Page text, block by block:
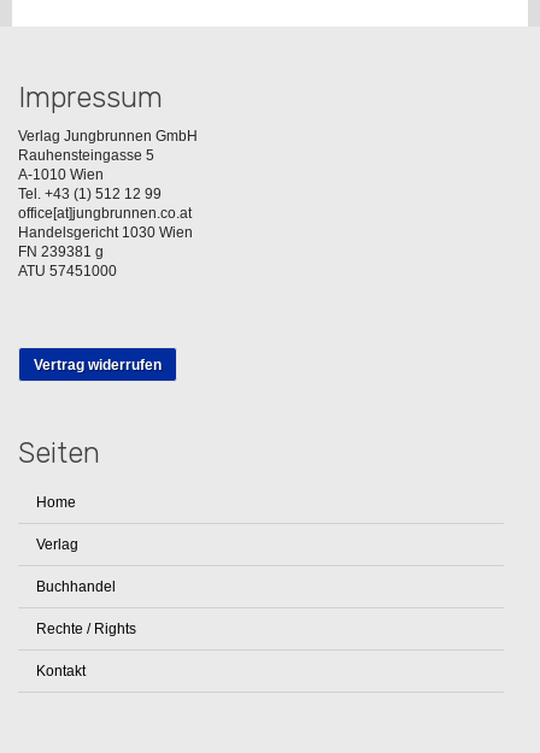
Impressum
Verlag Jungbrunnen GmbH
Rauhensteingasse 5
A-1010 Wien
Tel. +43 (1) 512 12 99
office[at]jungbrunnen.co.at
Handelsgericht 1030 Wien
FN 239381 g
ATU 57451000
Vertrag widerrufen
Seiten
Home
Verlag
Buchhandel
Rechte / Rights
Kontakt